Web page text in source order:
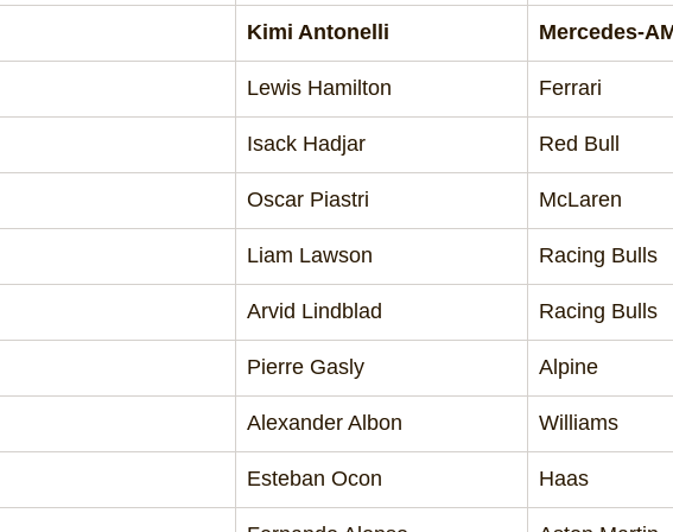
Kimi Antonelli Mercedes-
Lewis Hamilton Ferrari
Isack Hadjar Red Bull
Oscar Piastri McLaren
Liam Lawson Racing Bulls
Arvid Lindblad Racing Bulls
Pierre Gasly Alpine
Alexander Albon Williams
Esteban Ocon Haas